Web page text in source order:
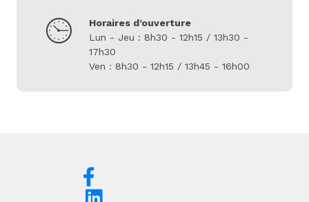
Horaires d’ouverture
Lun - Jeu : 8h30 - 12h15 / 13h30 -
17h30
Ven : 8h30 - 12h15 / 13h45 - 16h00